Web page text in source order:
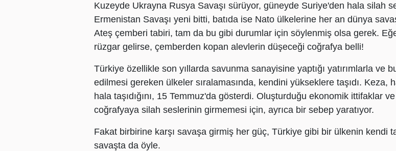
Kuzeyde Ukrayna Rusya Savaşı sürüyor, güneyde Suriye'den hala silah
Ermenistan Savaşı yeni bitti, batıda ise Nato ülkelerine her an dünya
Ateş çemberi tabiri, tam da bu gibi durumlar için söylenmiş olsa gerek.
rüzgar gelirse, çemberden kopan alevlerin düşeceği coğrafya belli!
Türkiye özellikle son yıllarda savunma sanayisine yaptığı yatırımlarla ve
edilmesi gereken ülkeler sıralamasında, kendini yükseklere taşıdı.
hala taşıdığını, 15 Temmuz'da gösterdi. Oluşturduğu ekonomik ittifaklar
coğrafyaya silah seslerinin girmemesi için, ayrıca bir sebep yaratıyor.
Fakat birbirine karşı savaşa girmiş her güç, Türkiye gibi bir ülkenin kendi
savaşta da öyle.